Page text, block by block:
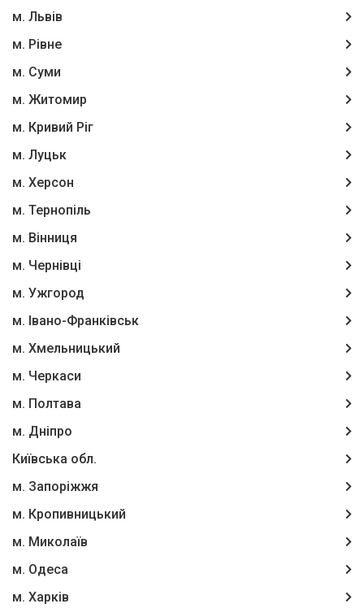
м. Львів
м. Рівне
м. Суми
м. Житомир
м. Кривий Ріг
м. Луцьк
м. Херсон
м. Тернопіль
м. Вінниця
м. Чернівці
м. Ужгород
м. Івано-Франківськ
м. Хмельницький
м. Черкаси
м. Полтава
м. Дніпро
Київська обл.
м. Запоріжжя
м. Кропивницький
м. Миколаїв
м. Одеса
м. Харків